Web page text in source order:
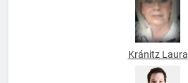
Kránitz Laura